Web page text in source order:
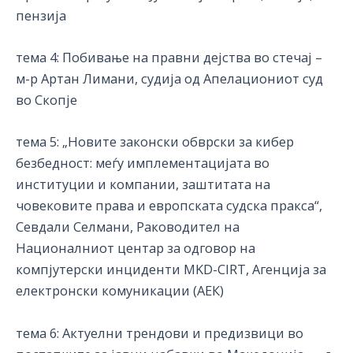
пензија
тема 4: Побивање на правни дејства во стечај –
м-р Артан Лимани, судија од Апелациониот суд
во Скопје
тема 5: „Новите законски обврски за кибер
безбедност: меѓу имплементацијата во
институции и компании, заштитата на
човековите права и европската судска пракса“,
Севдали Селмани, Раководител на
Националниот центар за одговор на
компјутерски инциденти MKD-CIRT, Агенција за
електронски комуникации (АЕК)
тема 6: Актуелни трендови и предизвици во